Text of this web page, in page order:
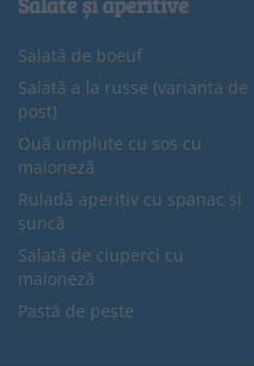
Salată de boeuf
Salată a la russe (varianta de
post)
Ouă umplute cu sos cu
maioneză
Ruladă aperitiv cu spanac și
șuncă
Salată de ciuperci cu
maioneză
Pastă de pește